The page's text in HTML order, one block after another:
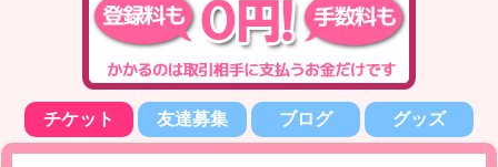
チケット 友達募集 ブログ グッズ